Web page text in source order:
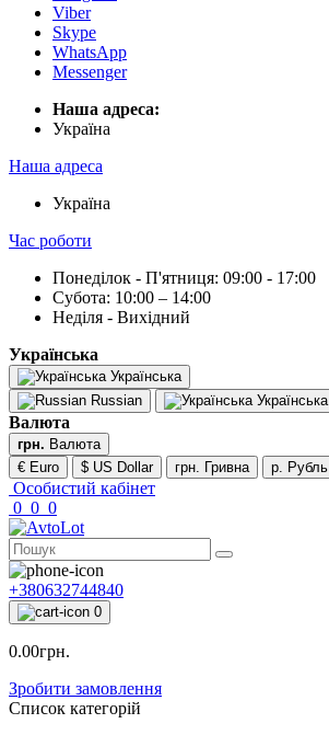
Viber
Skype
WhatsApp
Messenger
Наша адреса:
Українa
Наша адреса
Українa
Час роботи
Понеділок - П'ятниця: 09:00 - 17:00
Субота: 10:00 – 14:00
Неділя - Вихідний
Українська
Українська
Russian
Українська
Валюта
грн. Валюта
€ Euro
$ US Dollar грн. Гривна р. Рубль
Особистий кабінет
0 0 0
+380632744840
0
0.00грн.
Зробити замовлення
Список категорій